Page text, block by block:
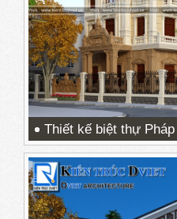
Thiết kế biệt thự Pháp